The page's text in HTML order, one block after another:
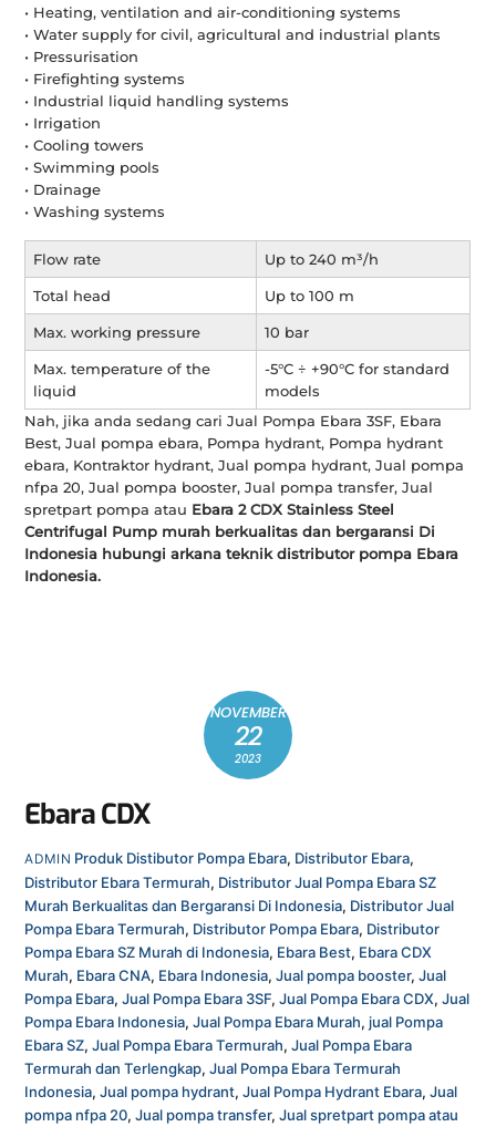
• Heating, ventilation and air-conditioning systems
• Water supply for civil, agricultural and industrial plants
• Pressurisation
• Firefighting systems
• Industrial liquid handling systems
• Irrigation
• Cooling towers
• Swimming pools
• Drainage
• Washing systems
Flow rate Up to 240 m³/h
Total head Up to 100 m
Max. working pressure 10 bar
Max. temperature of the
liquid
-5°C ÷ +90°C for standard
models
Nah, jika anda sedang cari Jual Pompa Ebara 3SF, Ebara
Best, Jual pompa ebara, Pompa hydrant, Pompa hydrant
ebara, Kontraktor hydrant, Jual pompa hydrant, Jual pompa
nfpa 20, Jual pompa booster, Jual pompa transfer, Jual
spretpart pompa atau Ebara 2 CDX Stainless Steel
Centrifugal Pump murah berkualitas dan bergaransi Di
Indonesia hubungi arkana teknik distributor pompa Ebara
Indonesia.
NOVEMBER
22
2023
Ebara CDX
ADMIN Produk Distibutor Pompa Ebara, Distributor Ebara,
Distributor Ebara Termurah, Distributor Jual Pompa Ebara SZ
Murah Berkualitas dan Bergaransi Di Indonesia, Distributor Jual
Pompa Ebara Termurah, Distributor Pompa Ebara, Distributor
Pompa Ebara SZ Murah di Indonesia, Ebara Best, Ebara CDX
Murah, Ebara CNA, Ebara Indonesia,Jual pompa booster,Jual
Pompa Ebara,Jual Pompa Ebara 3SF,Jual Pompa Ebara CDX,Jual
Pompa Ebara Indonesia,Jual Pompa Ebara Murah, jual Pompa
Ebara SZ,Jual Pompa Ebara Termurah,Jual Pompa Ebara
Termurah dan Terlengkap,Jual Pompa Ebara Termurah
Indonesia,Jual pompa hydrant,Jual Pompa Hydrant Ebara,Jual
pompa nfpa 20,Jual pompa transfer,Jual spretpart pompa atau